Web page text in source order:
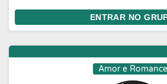
ENTRAR NO
Amor e Romance